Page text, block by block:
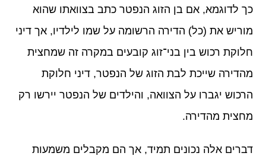
כך לדוגמא, אם בן הזוג הנפטר כתב בצוואתו שהוא
מוריש את (כל) הדירה הרשומה על שמו לילדיו, אך דיני
חלוקת רכוש בין בני־זוג קובעים במקרה זה שמחצית
מהדירה שייכת לבת הזוג של הנפטר, דיני חלוקת
הרכוש יגברו על הצוואה, והילדים של הנפטר יירשו רק
מחצית מהדירה.
דברים אלה נכונים תמיד, אך הם מקבלים משמעות